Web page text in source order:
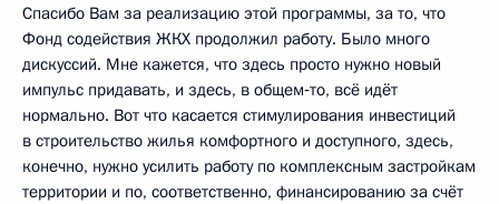
Спасибо Вам за реализацию этой программы, за то, что
Фонд содействия ЖКХ продолжил работу. Было много
дискуссий. Мне кажется, что здесь просто нужно новый
импульс придавать, и здесь, в общем‑то, всё идёт
нормально. Вот что касается стимулирования инвестиций
в строительство жилья комфортного и доступного, здесь,
конечно, нужно усилить работу по комплексным застройкам
территории и по, соответственно, финансированию за счёт